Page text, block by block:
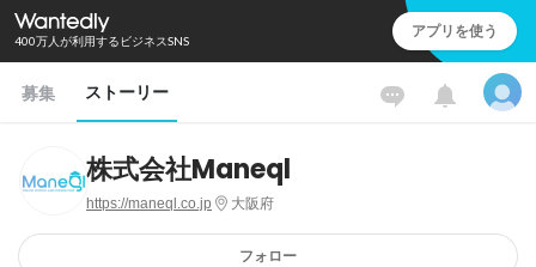
400万人が利用するビジネスSNS アプリを使う
募集 ストーリー
株式会社Maneql
https://maneql.co.jp 大阪府
フォロー